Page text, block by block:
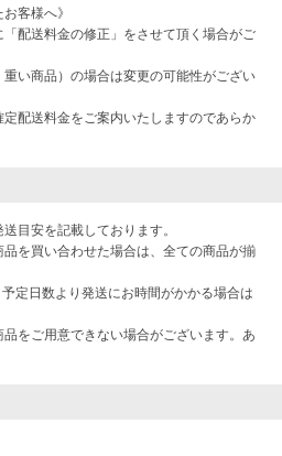
客様へ》
配送料金の修正」をさせて頂く場合がご
い商品）の場合は変更の可能性がござい
配送料金をご案内いたしますのであらか
目安を記載しております。
を買い合わせた場合は、全ての商品が揃
定日数より発送にお時間がかかる場合は
をご用意できない場合がございます。あ